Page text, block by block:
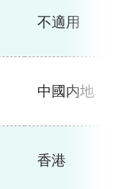
不適用
中國内地
香港